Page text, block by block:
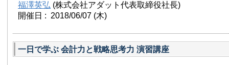
福澤英弘 (株式会社アダット代表取締役社長)
開催日 : 2018/06/07 (木)
一日で学ぶ 会計力と戦略思考力 演習講座